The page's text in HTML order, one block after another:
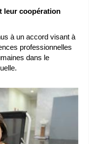
leur coopération
à un accord visant à
professionnelles
dans le